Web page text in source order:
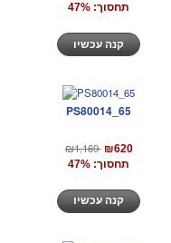
תחסוך: 47%
PS80014_65
₪1,169 ₪620
תחסוך: 47%